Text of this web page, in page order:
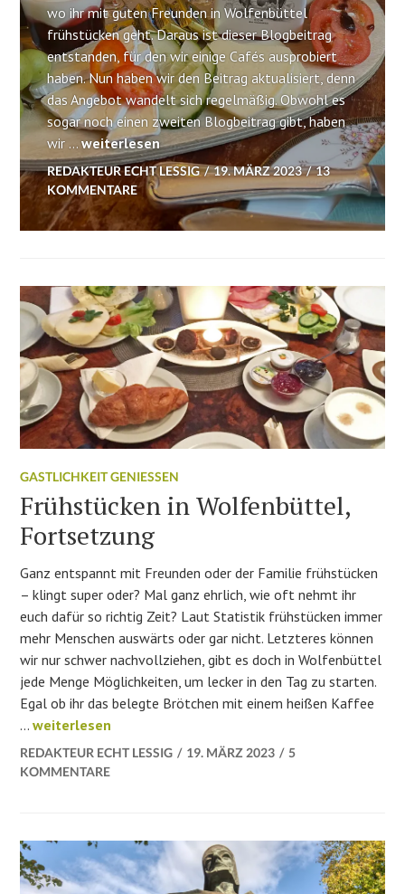
wo ihr mit guten Freunden in Wolfenbüttel
frühstücken geht. Daraus ist dieser Blogbeitrag
entstanden, für den wir einige Cafés ausprobiert
haben. Nun haben wir den Beitrag aktualisiert, denn
das Angebot wandelt sich regelmäßig. Obwohl es
sogar noch einen zweiten Blogbeitrag gibt, haben
wir …Frühstücken in Wolfenbüttel: Die besten Cafés
weiterlesen
REDAKTEUR ECHT LESSIG 19. MÄRZ 2023
13
KOMMENTARE
GASTLICHKEIT GENIESSEN
Frühstücken in Wolfenbüttel,
Fortsetzung
Ganz entspannt mit Freunden oder der Familie frühstücken
– klingt super oder? Mal ganz ehrlich, wie oft nehmt ihr
euch dafür so richtig Zeit? Laut Statistik frühstücken immer
mehr Menschen auswärts oder gar nicht. Letzteres können
wir nur schwer nachvollziehen, gibt es doch in Wolfenbüttel
jede Menge Möglichkeiten, um lecker in den Tag zu starten.
Egal ob ihr das belegte Brötchen mit einem heißen Kaffee
…Frühstücken in Wolfenbüttel, Fortsetzung
weiterlesen
REDAKTEUR ECHT LESSIG 19. MÄRZ 2023
5
KOMMENTARE